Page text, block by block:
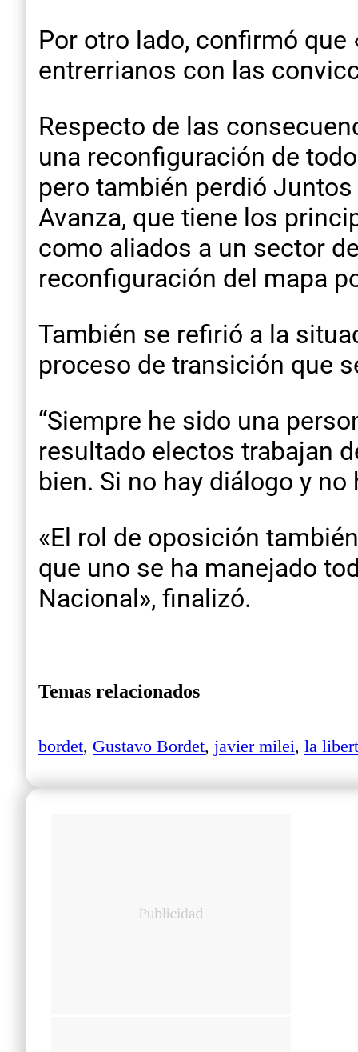
Por otro lado, confirmó
entrerrianos con las
Respecto de las
una reconfiguración de
pero también perdió
Avanza, que tiene los
como aliados a un sector
reconfiguración del mapa
También se refirió a la
proceso de transición que
“Siempre he sido una
resultado electos trabajan
bien. Si no hay diálogo y
«El rol de oposición
que uno se ha manejado
Nacional», finalizó.
Temas relacionados
bordet, Gustavo Bordet, javier milei, la